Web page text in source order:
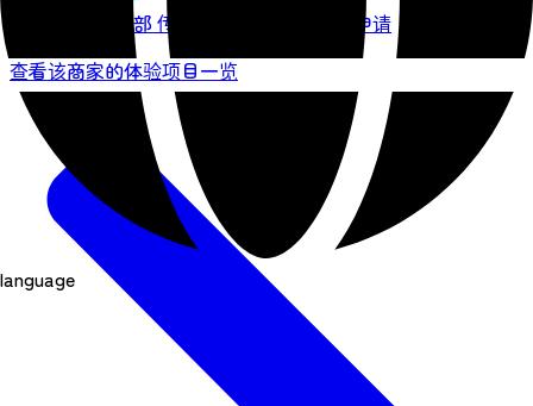
language
仙台市东部 传统文化 / 体验活动
需申请
查看该商家的体验项目一览